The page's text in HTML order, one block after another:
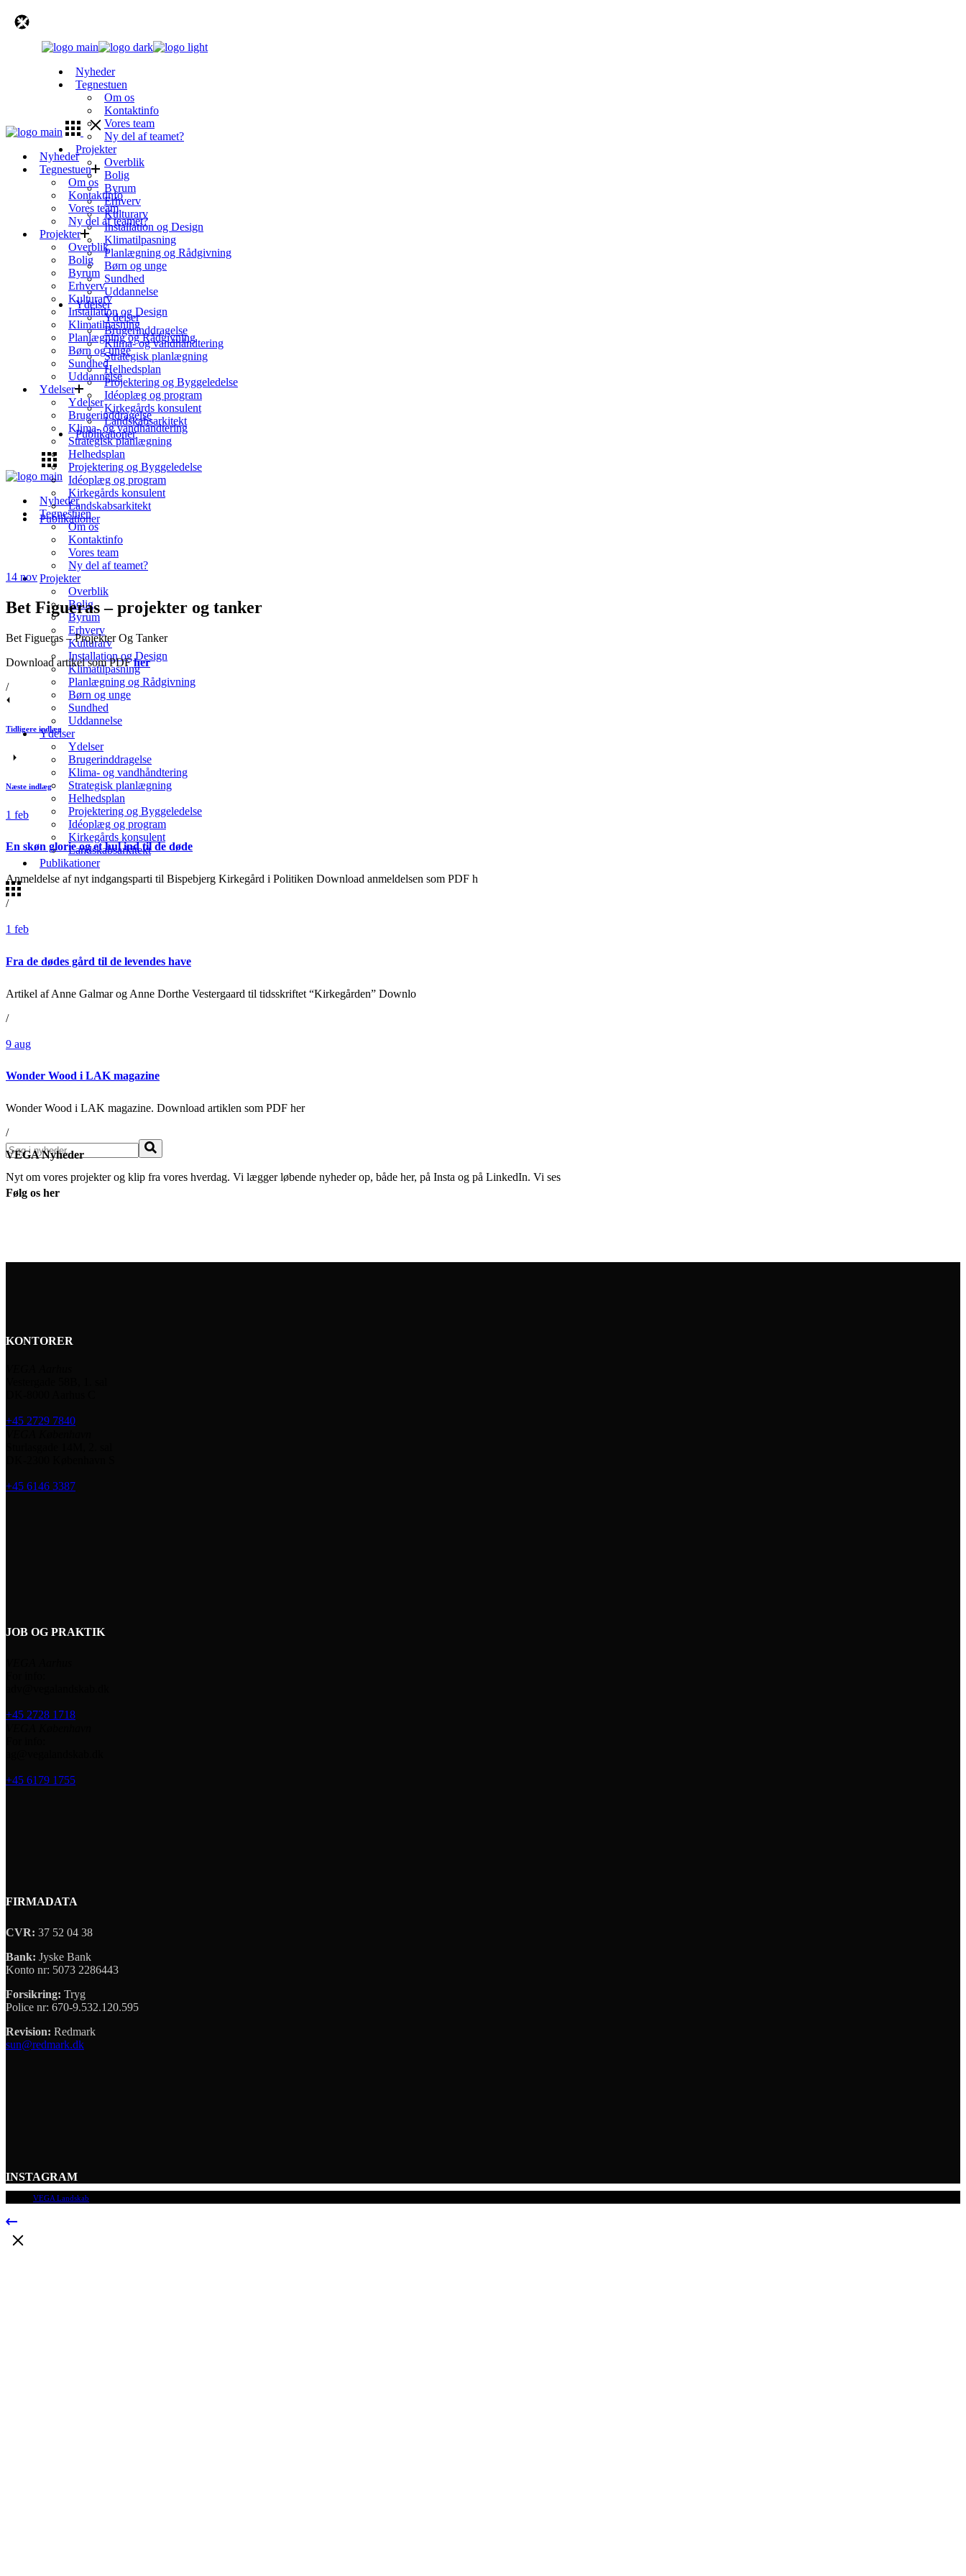
Nyheder
Tegnestuen
Om os
Kontaktinfo
Vores team
Ny del af teamet?
Projekter
Overblik
Bolig
Byrum
Erhverv
Kulturarv
Installation og Design
Klimatilpasning
Planlægning og Rådgivning
Børn og unge
Sundhed
Uddannelse
Ydelser
Ydelser
Brugerinddragelse
Klima- og vandhåndtering
Strategisk planlægning
Helhedsplan
Projektering og Byggeledelse
Idéoplæg og program
Kirkegårds konsulent
Landskabsarkitekt
Publikationer
Nyheder
Tegnestuen
Om os
Kontaktinfo
Vores team
Ny del af teamet?
Projekter
Overblik
Bolig
Byrum
Erhverv
Kulturarv
Installation og Design
Klimatilpasning
Planlægning og Rådgivning
Børn og unge
Sundhed
Uddannelse
Ydelser
Ydelser
Brugerinddragelse
Klima- og vandhåndtering
Strategisk planlægning
Helhedsplan
Projektering og Byggeledelse
Idéoplæg og program
Kirkegårds konsulent
Landskabsarkitekt
Publikationer
Nyheder
Tegnestuen
Om os
Kontaktinfo
Vores team
Ny del af teamet?
Projekter
Overblik
Bolig
Byrum
Erhverv
Kulturarv
Installation og Design
Klimatilpasning
Planlægning og Rådgivning
Børn og unge
Sundhed
Uddannelse
Ydelser
Ydelser
Brugerinddragelse
Klima- og vandhåndtering
Strategisk planlægning
Helhedsplan
Projektering og Byggeledelse
Idéoplæg og program
Kirkegårds konsulent
Landskabsarkitekt
Publikationer
14 nov
Bet Figueras – projekter og tanker
Bet Figueras – Projekter Og Tanker
Download artikel som PDFher
/
Tidligere indlæg
Næste indlæg
1 feb
En skøn glorie og et hul ind til de døde
Anmeldelse af nyt indgangsparti til Bispebjerg Kirkegård i Politiken Download anmeldelsen som PDF h
/
1 feb
Fra de dødes gård til de levendes have
Artikel af Anne Galmar og Anne Dorthe Vestergaard til tidsskriftet “Kirkegården” Downlo
/
9 aug
Wonder Wood i LAK magazine
Wonder Wood i LAK magazine. Download artiklen som PDF her
/
Søg
VEGA Nyheder
Nyt om vores projekter og klip fra vores hverdag. Vi lægger løbende nyheder op, både her, på Insta og på LinkedIn. Vi ses
Følg os her
KONTORER
+45 2729 7840
+45 6146 3387
JOB OG PRAKTIK
+45 2728 1718
+45 6179 1755
FIRMADATA
CVR: 37 52 04 38
Bank: Jyske Bank
Konto nr: 5073 2286443
Forsikring: Tryg
Police nr: 670-9.532.120.595
Revision: Redmark
sun@redmark.dk
INSTAGRAM
VEGA Landskab